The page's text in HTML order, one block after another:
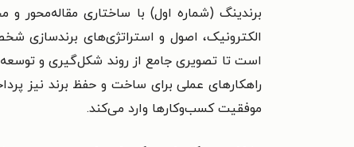
برندینگ (شماره اول) با ساختاری مقاله‌محور
الکترونیک، اصول و استراتژی‌های برندسازی
است تا تصویری جامع از روند شکل‌گیری و توسعه
راهکارهای عملی برای ساخت و حفظ برند نیز
موفقیت کسب‌وکارها وارد می‌کند.